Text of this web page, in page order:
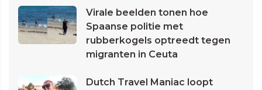
Virale beelden tonen hoe
Spaanse politie met
rubberkogels optreedt tegen
migranten in Ceuta
Dutch Travel Maniac loopt